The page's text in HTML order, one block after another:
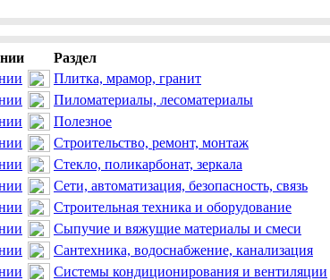
Раздел
Плитка, мрамор, гранит
Пиломатериалы, лесоматериалы
Полезное
Строительство, ремонт, монтаж
Стекло, поликарбонат, зеркала
Сети, автоматизация, безопасность, связь
Строительная техника и оборудование
Сыпучие и вяжущие материалы и смеси
Сантехника, водоснабжение, канализация
Системы кондиционирования и вентиляции